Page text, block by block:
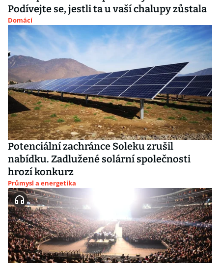
Podívejte se, jestli ta u vaší chalupy zůstala
Domácí
Potenciální zachránce Soleku zrušil
nabídku. Zadlužené solární společnosti
hrozí konkurz
Průmysl a energetika